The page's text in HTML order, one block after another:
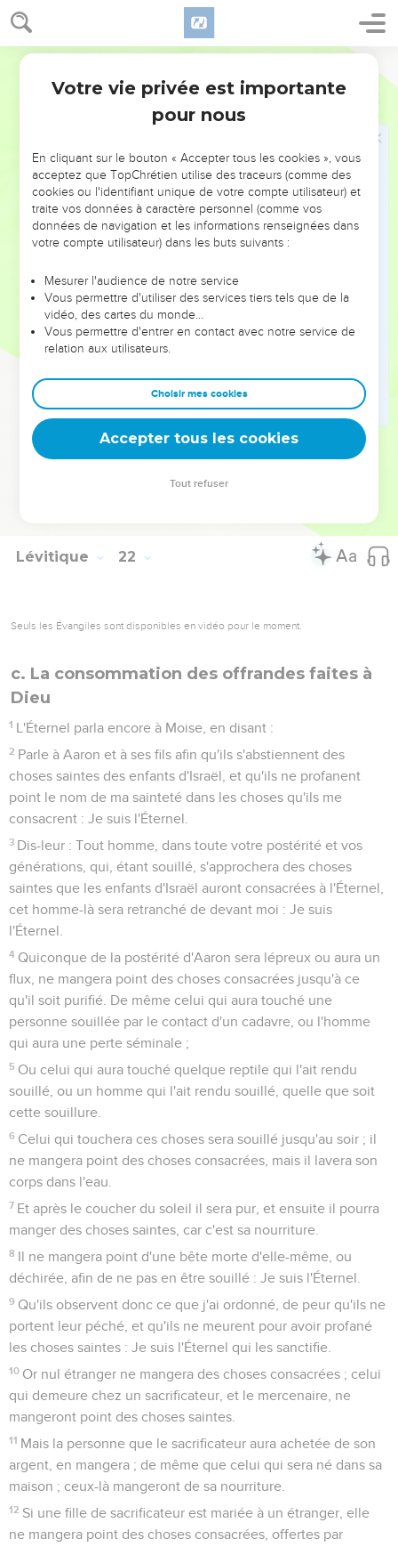
Lévitique 21
b. Cas d'empêchement au sacerdoce
16 L'Éternel parla encore à Moïse, en disant :
générations, qui aura un défaut corporel, ne s'approchera
point pour offrir le pain de son Dieu ;
homme aveugle, ou boiteux, ou camus, ou qui aura quelque
membre disproportionné ;
Ou un homme qui aura une fracture au pied ou à la main ;
Ou qui sera bossu ou grêlé, ou qui aura une tache à l'oeil,
Tout homme, de la postérité d'Aaron le sacrificateur, qui
aura un défaut, ne s'approchera point pour offrir les sacrifices
faits par le feu à l'Éternel ; il y a un défaut en lui ; il ne
s'approchera point pour offrir le pain de son Dieu.
Il pourra bien manger le pain de son Dieu, des choses très
saintes, et des choses consacrées ;
Mais il n'ira point vers le voile, et ne s'approchera point de
l'autel, car il y a un défaut en lui ; il ne profanera point mes
Lévitique 22
Seuls les Évangiles sont disponibles en vidéo pour le moment.
c. La consommation des offrandes faites à
Dieu
1 L'Éternel parla encore à Moise, en disant :
2 Parle à Aaron et à ses fils afin qu'ils s'abstiennent des
choses saintes des enfants d'Israël, et qu'ils ne profanent
point le nom de ma sainteté dans les choses qu'ils me
consacrent : Je suis l'Éternel.
3 Dis-leur : Tout homme, dans toute votre postérité et vos
générations, qui, étant souillé, s'approchera des choses
saintes que les enfants d'Israël auront consacrées à l'Éternel,
cet homme-là sera retranché de devant moi : Je suis
l'Éternel.
4 Quiconque de la postérité d'Aaron sera lépreux ou aura un
flux, ne mangera point des choses consacrées jusqu'à ce
qu'il soit purifié. De même celui qui aura touché une
personne souillée par le contact d'un cadavre, ou l'homme
qui aura une perte séminale ;
5 Ou celui qui aura touché quelque reptile qui l'ait rendu
souillé, ou un homme qui l'ait rendu souillé, quelle que soit
cette souillure.
6 Celui qui touchera ces choses sera souillé jusqu'au soir ; il
ne mangera point des choses consacrées, mais il lavera son
corps dans l'eau.
7 Et après le coucher du soleil il sera pur, et ensuite il pourra
manger des choses saintes, car c'est sa nourriture.
8 Il ne mangera point d'une bête morte d'elle-même, ou
déchirée, afin de ne pas en être souillé : Je suis l'Éternel.
9 Qu'ils observent donc ce que j'ai ordonné, de peur qu'ils ne
portent leur péché, et qu'ils ne meurent pour avoir profané
les choses saintes : Je suis l'Éternel qui les sanctifie.
10 Or nul étranger ne mangera des choses consacrées ; celui
qui demeure chez un sacrificateur, et le mercenaire, ne
mangeront point des choses saintes.
11 Mais la personne que le sacrificateur aura achetée de son
argent, en mangera ; de même que celui qui sera né dans sa
maison ; ceux-là mangeront de sa nourriture.
12 Si une fille de sacrificateur est mariée à un étranger, elle
ne mangera point des choses consacrées, offertes par
Votre vie privée est importante
pour nous
En cliquant sur le bouton « Accepter tous les cookies », vous
acceptez que TopChrétien utilise des traceurs (comme des
cookies ou l'identifiant unique de votre compte utilisateur) et
traite vos données à caractère personnel (comme vos
données de navigation et les informations renseignées dans
votre compte utilisateur) dans les buts suivants :
Mesurer l'audience de notre service
Vous permettre d'utiliser des services tiers tels que de la
vidéo, des cartes du monde…
Vous permettre d'entrer en contact avec notre service de
relation aux utilisateurs.
Choisir mes cookies
Accepter tous les cookies
Tout refuser